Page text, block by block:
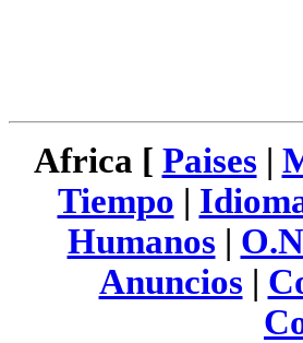
Africa [ Paises |
Tiempo |
Humanos |
Anuncios |